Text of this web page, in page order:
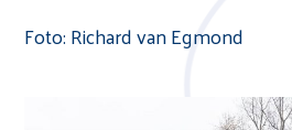
Foto: Richard van Egmond